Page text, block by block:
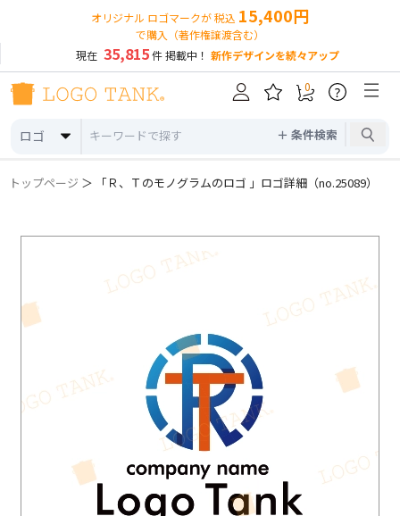
オリジナル ロゴマークが 税込 15,400円
で購入（著作権譲渡含む）
現在 35,815件 掲載中！ 新作デザインを続々アップ
ロゴ ＋ 条件検索
0 ?
トップページ ＞ 「Ｒ、Ｔのモノグラムのロゴ 」ロゴ詳細（no.25089）